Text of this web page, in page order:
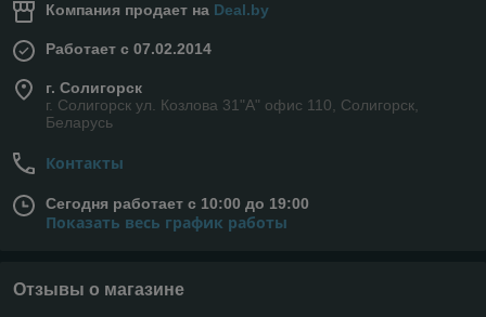
Компания продает на Deal.by
Работает с 07.02.2014
г. Солигорск
г. Солигорск ул. Козлова 31"А" офис 110, Солигорск,
Беларусь
Контакты
Сегодня работает с 10:00 до 19:00
Показать весь график работы
Отзывы о магазине